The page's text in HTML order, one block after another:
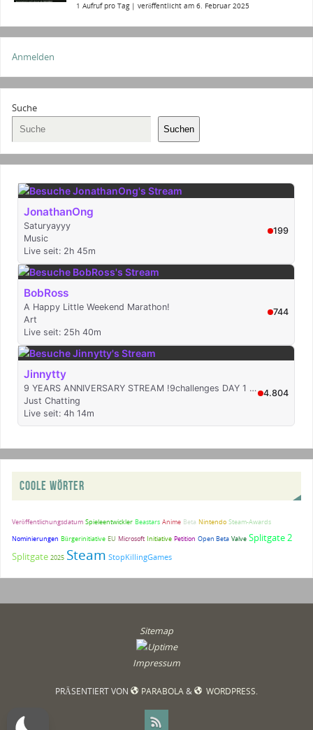
1 Aufruf pro Tag|veröffentlicht am 6. Februar 2025
Anmelden
Suche
Suchen
COOLE WÖRTER
Veröffentlichungsdatum Spieleentwickler Beastars Anime Beta Nintendo Steam-Awards
Nominierungen Bürgerinitiative EU Microsoft Initiative Petition Open Beta Valve Splitgate 2
Splitgate 2025 Steam StopKillingGames
Sitemap
Impressum
PRÄSENTIERT VON PARABOLA& WORDPRESS.